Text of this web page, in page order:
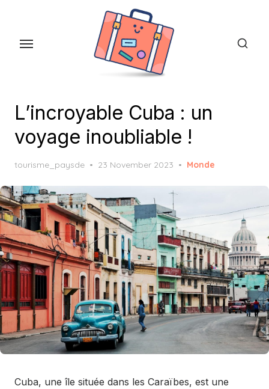
L’incroyable Cuba : un
voyage inoubliable !
tourisme_paysde
Posted
23 November 2023 Monde
Cuba, une île située dans les Caraïbes, est une